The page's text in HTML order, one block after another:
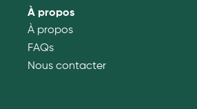
À propos
À propos
FAQs
Nous contacter